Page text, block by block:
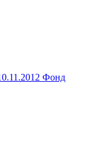
Фонд